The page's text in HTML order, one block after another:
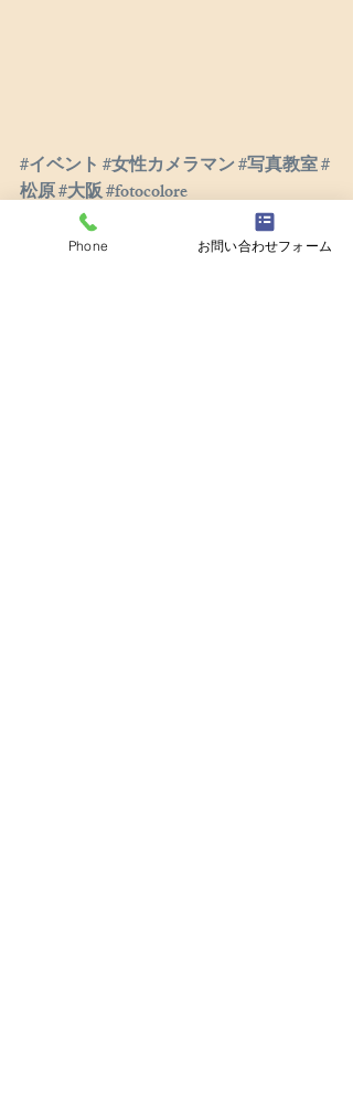
#イベント #女性カメラマン#写真教室#
松原#大阪#fotocolore
Phone お問い合わせフォーム